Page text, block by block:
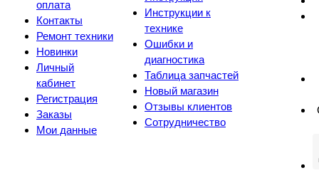
оплата
Контакты
Ремонт техники
Новинки
Личный
кабинет
Регистрация
Заказы
Мои данные
Инструкции к
технике
Ошибки и
диагностика
Таблица запчастей
Новый магазин
Отзывы клиентов
Сотрудничество